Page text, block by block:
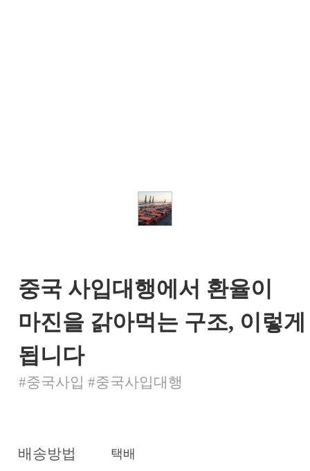
중국 사입대행에서 환율이
마진을 갉아먹는 구조, 이렇게
됩니다
#중국사입 #중국사입대행
배송방법 택배